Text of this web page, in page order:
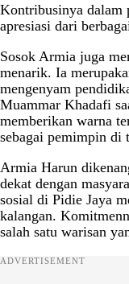
Kontribusinya dalam
apresiasi dari
Sosok Armia juga
menarik. Ia
mengenyam
Muammar Khadafi
memberikan warna
sebagai pemimpin di
Armia Harun
dekat dengan
sosial di Pidie Jaya
kalangan.
salah satu warisan
ADVERTISEMENT